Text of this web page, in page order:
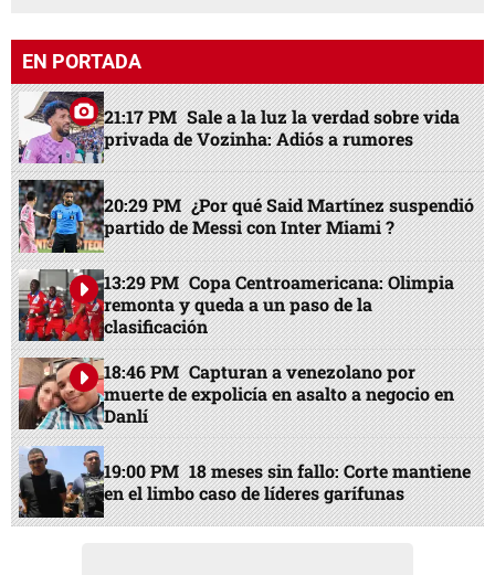
EN PORTADA
21:17 PM Sale a la luz la verdad sobre vida
privada de Vozinha: Adiós a rumores
20:29 PM ¿Por qué Said Martínez suspendió
partido de Messi con Inter Miami ?
13:29 PM Copa Centroamericana: Olimpia
remonta y queda a un paso de la
clasificación
18:46 PM Capturan a venezolano por
muerte de expolicía en asalto a negocio en
Danlí
19:00 PM 18 meses sin fallo: Corte mantiene
en el limbo caso de líderes garífunas